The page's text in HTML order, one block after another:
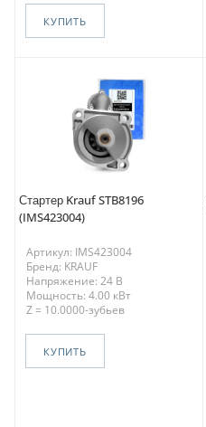
КУПИТЬ
Стартер Krauf STB8196
(IMS423004)
Артикул: IMS423004
Бренд: KRAUF
Напряжение: 24 В
Мощность: 4.00 кВт
Z = 10.0000-зубьев
КУПИТЬ